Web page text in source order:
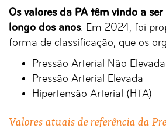
Os valores da PA têm vindo a
longo dos anos. Em 2024, foi
forma de classificação, que os
Pressão Arterial Não Elevada
Pressão Arterial Elevada
Hipertensão Arterial (HTA)
Valores atuais de referência da